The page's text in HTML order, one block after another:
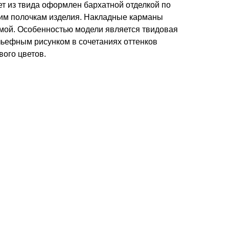
из твида оформлен бархатной отделкой по
полочкам изделия. Накладные карманы
Особенностью модели является твидовая
рисунком в сочетаниях оттенков
цветов.